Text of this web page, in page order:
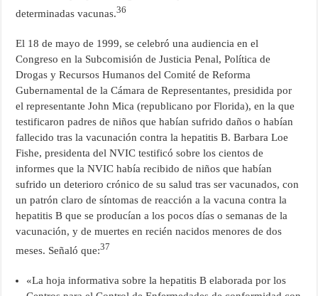
determinadas vacunas.36
El 18 de mayo de 1999, se celebró una audiencia en el
Congreso en la Subcomisión de Justicia Penal, Política de
Drogas y Recursos Humanos del Comité de Reforma
Gubernamental de la Cámara de Representantes, presidida por
el representante John Mica (republicano por Florida), en la que
testificaron padres de niños que habían sufrido daños o habían
fallecido tras la vacunación contra la hepatitis B. Barbara Loe
Fishe, presidenta del NVIC testificó sobre los cientos de
informes que la NVIC había recibido de niños que habían
sufrido un deterioro crónico de su salud tras ser vacunados, con
un patrón claro de síntomas de reacción a la vacuna contra la
hepatitis B que se producían a los pocos días o semanas de la
vacunación, y de muertes en recién nacidos menores de dos
meses. Señaló que:37
«La hoja informativa sobre la hepatitis B elaborada por los